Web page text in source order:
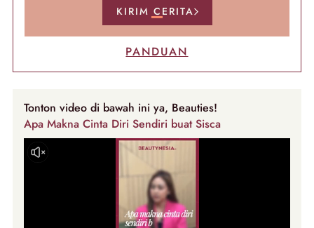
KIRIM CERITA
PANDUAN
Tonton video di bawah ini ya, Beauties!
Apa Makna Cinta Diri Sendiri buat Sisca